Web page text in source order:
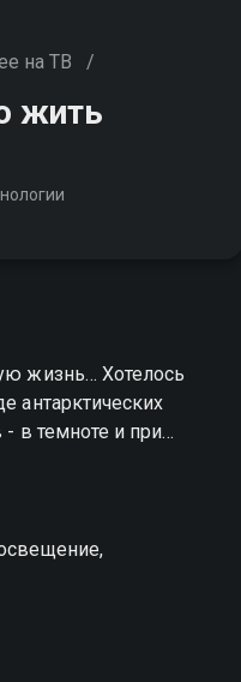
на ТВ /
жить
жизнь… Хотелось
антарктических
в темноте и при
Есть те, кого это